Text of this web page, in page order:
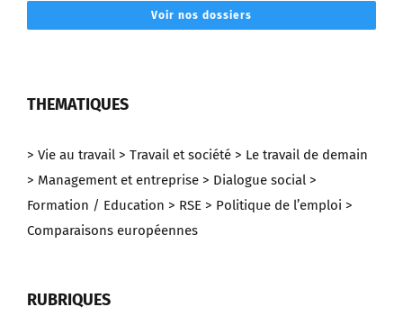
Voir nos dossiers
THEMATIQUES
> Vie au travail > Travail et société > Le travail de demain
> Management et entreprise > Dialogue social >
Formation / Education > RSE > Politique de l’emploi >
Comparaisons européennes
RUBRIQUES